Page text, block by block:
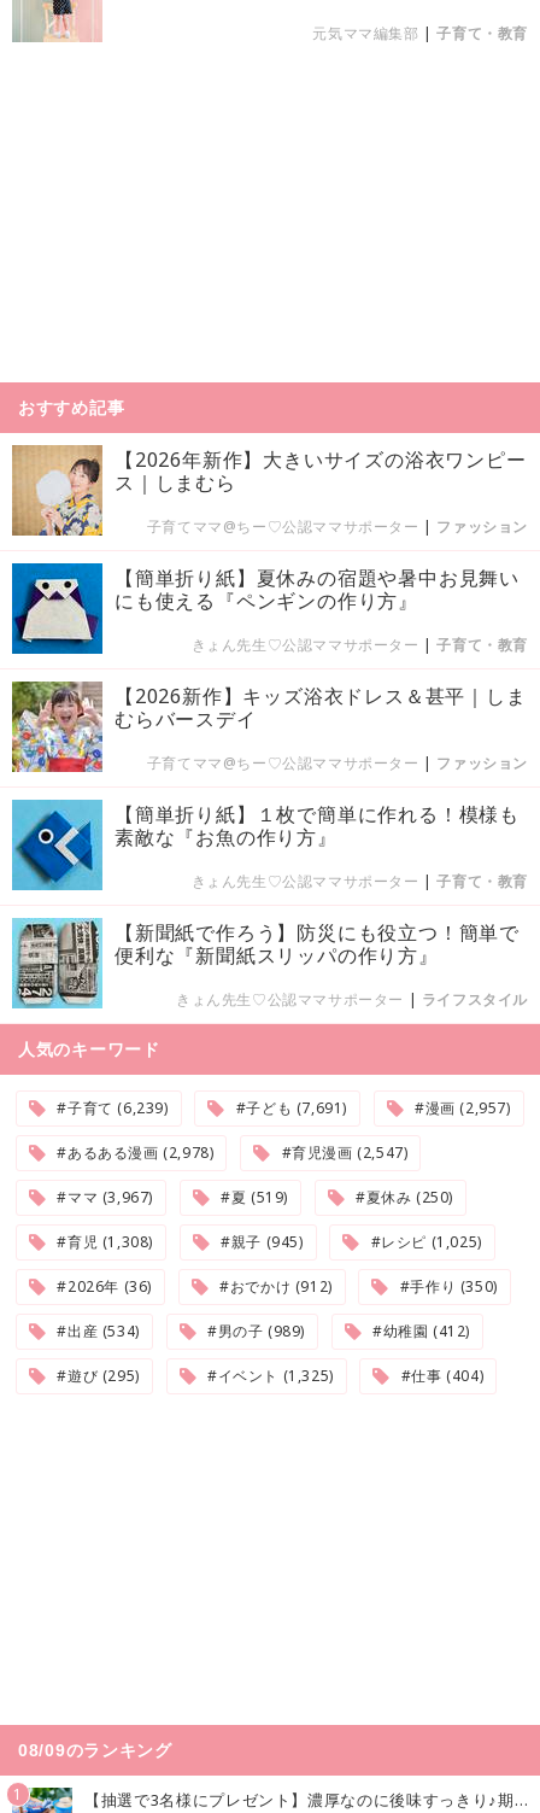
元気ママ編集部 |子育て・教育
おすすめ記事
【2026年新作】大きいサイズの浴衣ワンピー
ス｜しまむら
子育てママ@ちー♡公認ママサポーター | ファッション
【簡単折り紙】夏休みの宿題や暑中お見舞い
にも使える『ペンギンの作り方』
きょん先生♡公認ママサポーター |子育て・教育
【2026新作】キッズ浴衣ドレス＆甚平｜しま
むらバースデイ
子育てママ@ちー♡公認ママサポーター | ファッション
【簡単折り紙】１枚で簡単に作れる！模様も
素敵な『お魚の作り方』
きょん先生♡公認ママサポーター |子育て・教育
【新聞紙で作ろう】防災にも役立つ！簡単で
便利な『新聞紙スリッパの作り方』
きょん先生♡公認ママサポーター | ライフスタイル
人気のキーワード
#子育て (6,239) #子ども (7,691) #漫画 (2,957)
#あるある漫画 (2,978) #育児漫画 (2,547)
#ママ (3,967) #夏 (519) #夏休み (250)
#育児 (1,308) #親子 (945) #レシピ (1,025)
#2026年 (36) #おでかけ (912) #手作り (350)
#出産 (534) #男の子 (989) #幼稚園 (412)
#遊び (295) #イベント (1,325) #仕事 (404)
08/09のランキング
1 【抽選で3名様にプレゼント】濃厚なのに後味すっきり♪期間限定の「メイトーのなめらかプリン カルピス®入りソース」で夏を味わおう！